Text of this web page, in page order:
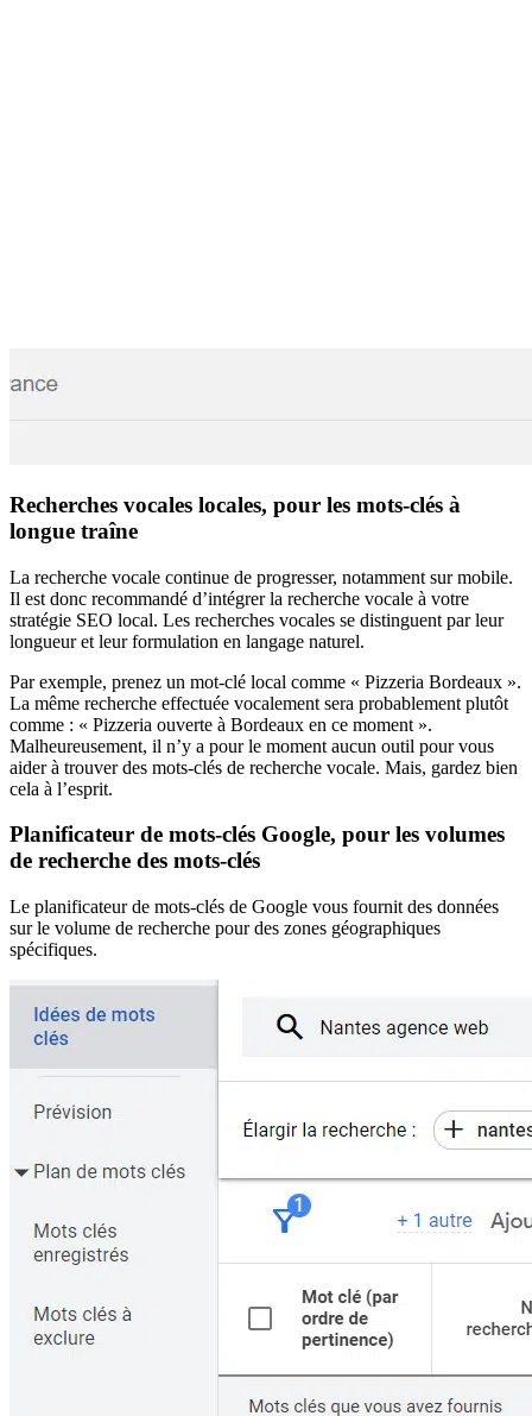
Recherches vocales locales, pour les mots-clés à
longue traîne
La recherche vocale continue de progresser, notamment sur mobile.
Il est donc recommandé d’intégrer la recherche vocale à votre
stratégie SEO local. Les recherches vocales se distinguent par leur
longueur et leur formulation en langage naturel.
Par exemple, prenez un mot-clé local comme « Pizzeria Bordeaux ».
La même recherche effectuée vocalement sera probablement plutôt
comme : « Pizzeria ouverte à Bordeaux en ce moment ».
Malheureusement, il n’y a pour le moment aucun outil pour vous
aider à trouver des mots-clés de recherche vocale. Mais, gardez bien
cela à l’esprit.
Planificateur de mots-clés Google, pour les volumes
de recherche des mots-clés
Le planificateur de mots-clés de Google vous fournit des données
sur le volume de recherche pour des zones géographiques
spécifiques.